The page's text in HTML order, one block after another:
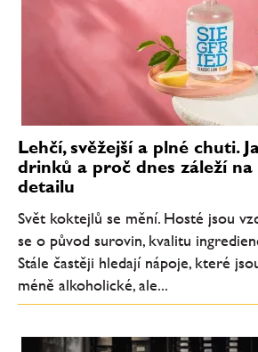
Lehčí, svěžejší a plné chuti.
drinků a proč dnes záleží na
detailu
Svět koktejlů se mění. Hosté jsou
se o původ surovin, kvalitu
Stále častěji hledají nápoje, které
méně alkoholické, ale...